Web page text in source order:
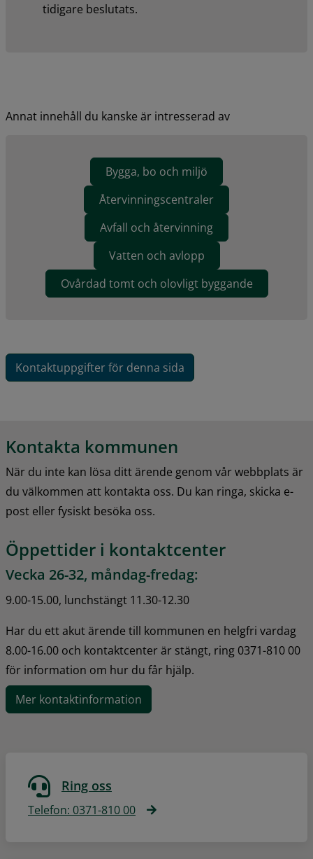
tidigare beslutats.
Annat innehåll du kanske är intresserad av
Bygga, bo och miljö
Återvinningscentraler
Avfall och återvinning
Vatten och avlopp
Ovårdad tomt och olovligt byggande
Kontaktuppgifter för denna sida
Kontakta kommunen
När du inte kan lösa ditt ärende genom vår webbplats är
du välkommen att kontakta oss. Du kan ringa, skicka e-
post eller fysiskt besöka oss.
Öppettider i kontaktcenter
Vecka 26-32, måndag-fredag:
9.00-15.00, lunchstängt 11.30-12.30
Har du ett akut ärende till kommunen en helgfri vardag
8.00-16.00 och kontaktcenter är stängt, ring 0371-810 00
för information om hur du får hjälp.
Mer kontaktinformation
Ring oss
Telefon: 0371-810 00